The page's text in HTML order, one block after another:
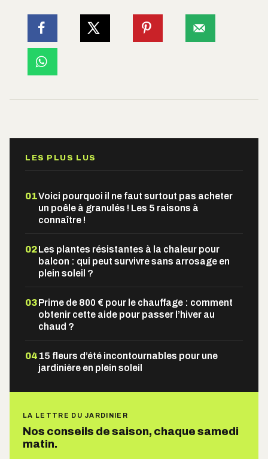
LES PLUS LUS
01Voici pourquoi il ne faut surtout pas acheter
un poêle à granulés ! Les 5 raisons à
connaître !
02Les plantes résistantes à la chaleur pour
balcon : qui peut survivre sans arrosage en
plein soleil ?
03Prime de 800 € pour le chauffage : comment
obtenir cette aide pour passer l’hiver au
chaud ?
04 15 fleurs d’été incontournables pour une
jardinière en plein soleil
LA LETTRE DU JARDINIER
Nos conseils de saison, chaque samedi
matin.